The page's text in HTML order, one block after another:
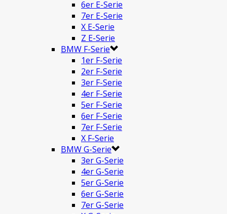
6er E-Serie
7er E-Serie
X E-Serie
Z E-Serie
BMW F-Serie
1er F-Serie
2er F-Serie
3er F-Serie
4er F-Serie
5er F-Serie
6er F-Serie
7er F-Serie
X F-Serie
BMW G-Serie
3er G-Serie
4er G-Serie
5er G-Serie
6er G-Serie
7er G-Serie